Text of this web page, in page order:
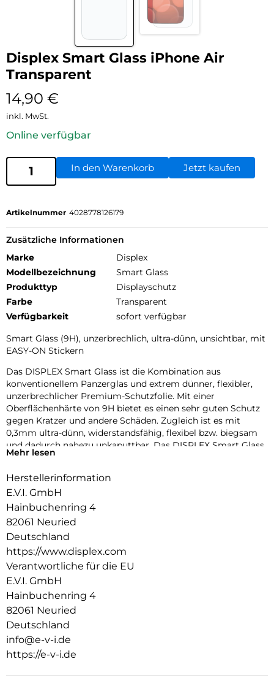
Displex Smart Glass iPhone Air
Transparent
14,90 €
inkl. MwSt.
Online verfügbar
In den Warenkorb Jetzt kaufen
Artikelnummer 4028778126179
Zusätzliche Informationen
Marke
Displex
Modellbezeichnung
Smart Glass
Produkttyp
Displayschutz
Farbe
Transparent
Verfügbarkeit
sofort verfügbar
Smart Glass (9H), unzerbrechlich, ultra-dünn, unsichtbar, mit
EASY-ON Stickern
Das DISPLEX Smart Glass ist die Kombination aus
konventionellem Panzerglas und extrem dünner, flexibler,
unzerbrechlicher Premium-Schutzfolie. Mit einer
Oberflächenhärte von 9H bietet es einen sehr guten Schutz
gegen Kratzer und andere Schäden. Zugleich ist es mit
0,3mm ultra-dünn, widerstandsfähig, flexibel bzw. biegsam
und dadurch nahezu unkaputtbar. Das DISPLEX Smart Glass
wird mit modernster Lasertechnologie in unserer
des Smartphone Displays angepasst – Made in Germany. Die
uneingeschränkte Funktionalität, Farbbrillanz und
Hüllenkompatibilität sind selbstverständlich garantiert.
Hüllenfreundlich
Unser DISPLEX Smart Glass wird bis auf 5/100 mm genau auf
die Smartphone Konturen gefertigt und passt somit perfekt
auf Ihr Smartphone. Außerdem ist die Schutzfolie ultradünn.
Somit lassen sich alle handelsüblichen Schutzhüllen & Cases
Schutz aus DISPLEX Smart Glass und Ihrer Lieblingshülle
wird Ihr Smartphone rundum optimal geschützt.
Anti Fingerprint
Die oberste Schicht unserer 4-Layer Technology besteht aus
einem High-Tech Plasma Coating. Die hydro- und oleophobe
Mehr lesen
Herstellerinformation
E.V.I. GmbH
Hainbuchenring 4
82061 Neuried
Deutschland
https://www.displex.com
Verantwortliche für die EU
E.V.I. GmbH
Hainbuchenring 4
82061 Neuried
Deutschland
info@e-v-i.de
https://e-v-i.de